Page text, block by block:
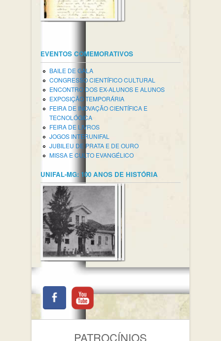
EVENTOS COMEMORATIVOS
BAILE DE GALA
CONGRESSO CIENTÍFICO CULTURAL
ENCONTRO DOS EX-ALUNOS E ALUNOS
EXPOSIÇÃO TEMPORÁRIA
FEIRA DE INOVAÇÃO CIENTÍFICA E
TECNOLÓGICA
FEIRA DE LIVROS
JOGOS INTERUNIFAL
JUBILEU DE PRATA E DE OURO
MISSA E CULTO EVANGÉLICO
UNIFAL-MG: 100 ANOS DE HISTÓRIA
PATROCÍNIOS